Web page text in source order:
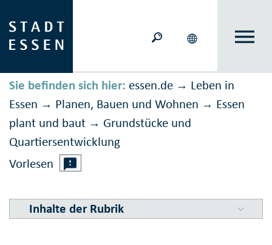
Sie befinden sich hier: essen.de → Leben in
Essen → Planen, Bauen und Wohnen → Essen
plant und baut → Grundstücke und
Quartiersentwicklung
Vorlesen
Inhalte der Rubrik